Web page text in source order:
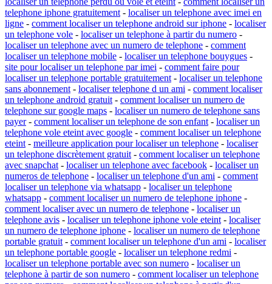
telephone iphone gratuitement - localiser un telephone avec imei en
ligne - comment localiser un telephone android sur iphone - localiser
un telephone vole - localiser un telephone à partir du numero -
localiser un telephone avec un numero de telephone - comment
localiser un telephone mobile - localiser un telephone bouygues -
site pour localiser un telephone par imei - comment faire pour
localiser un telephone portable gratuitement - localiser un telephone
sans abonnement - localiser telephone d un ami - comment localiser
un telephone android gratuit - comment localiser un numero de
telephone sur google maps - localiser un numero de telephone sans
payer- comment localiser un telephone de son enfant - localiser un
telephone vole eteint avec google - comment localiser un telephone
eteint - meilleure application pour localiser un telephone - localiser
un telephone discrètement gratuit - comment localiser un telephone
avec snapchat - localiser un telephone avec facebook - localiser un
numeros de telephone - localiser un telephone d'un ami - comment
localiser un telephone via whatsapp - localiser un telephone
whatsapp - comment localiser un numero de telephone iphone -
comment localiser avec un numero de telephone - localiser un
telephone avis - localiser un telephone iphone vole eteint - localiser
un numero de telephone iphone - localiser un numero de telephone
portable gratuit - comment localiser un telephone d'un ami - localiser
un telephone portable google - localiser un telephone redmi -
localiser un telephone portable avec son numero - localiser un
telephone à partir de son numero - comment localiser un telephone